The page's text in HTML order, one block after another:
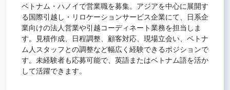
ベトナム・ハノイで営業職を募集。アジアを中心に展開す
る国際引越し・リロケーションサービス企業にて、日系企
業向けの法人営業や引越コーディネート業務を担当しま
す。見積作成、日程調整、顧客対応、現場立会い、ベトナ
ム人スタッフとの調整など幅広く経験できるポジションで
す。未経験者も応募可能で、英語またはベトナム語を活か
して活躍できます。